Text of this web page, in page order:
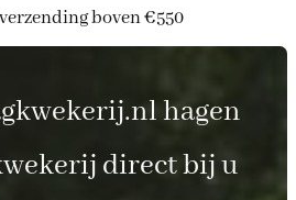
boven €550
hagen
direct bij u